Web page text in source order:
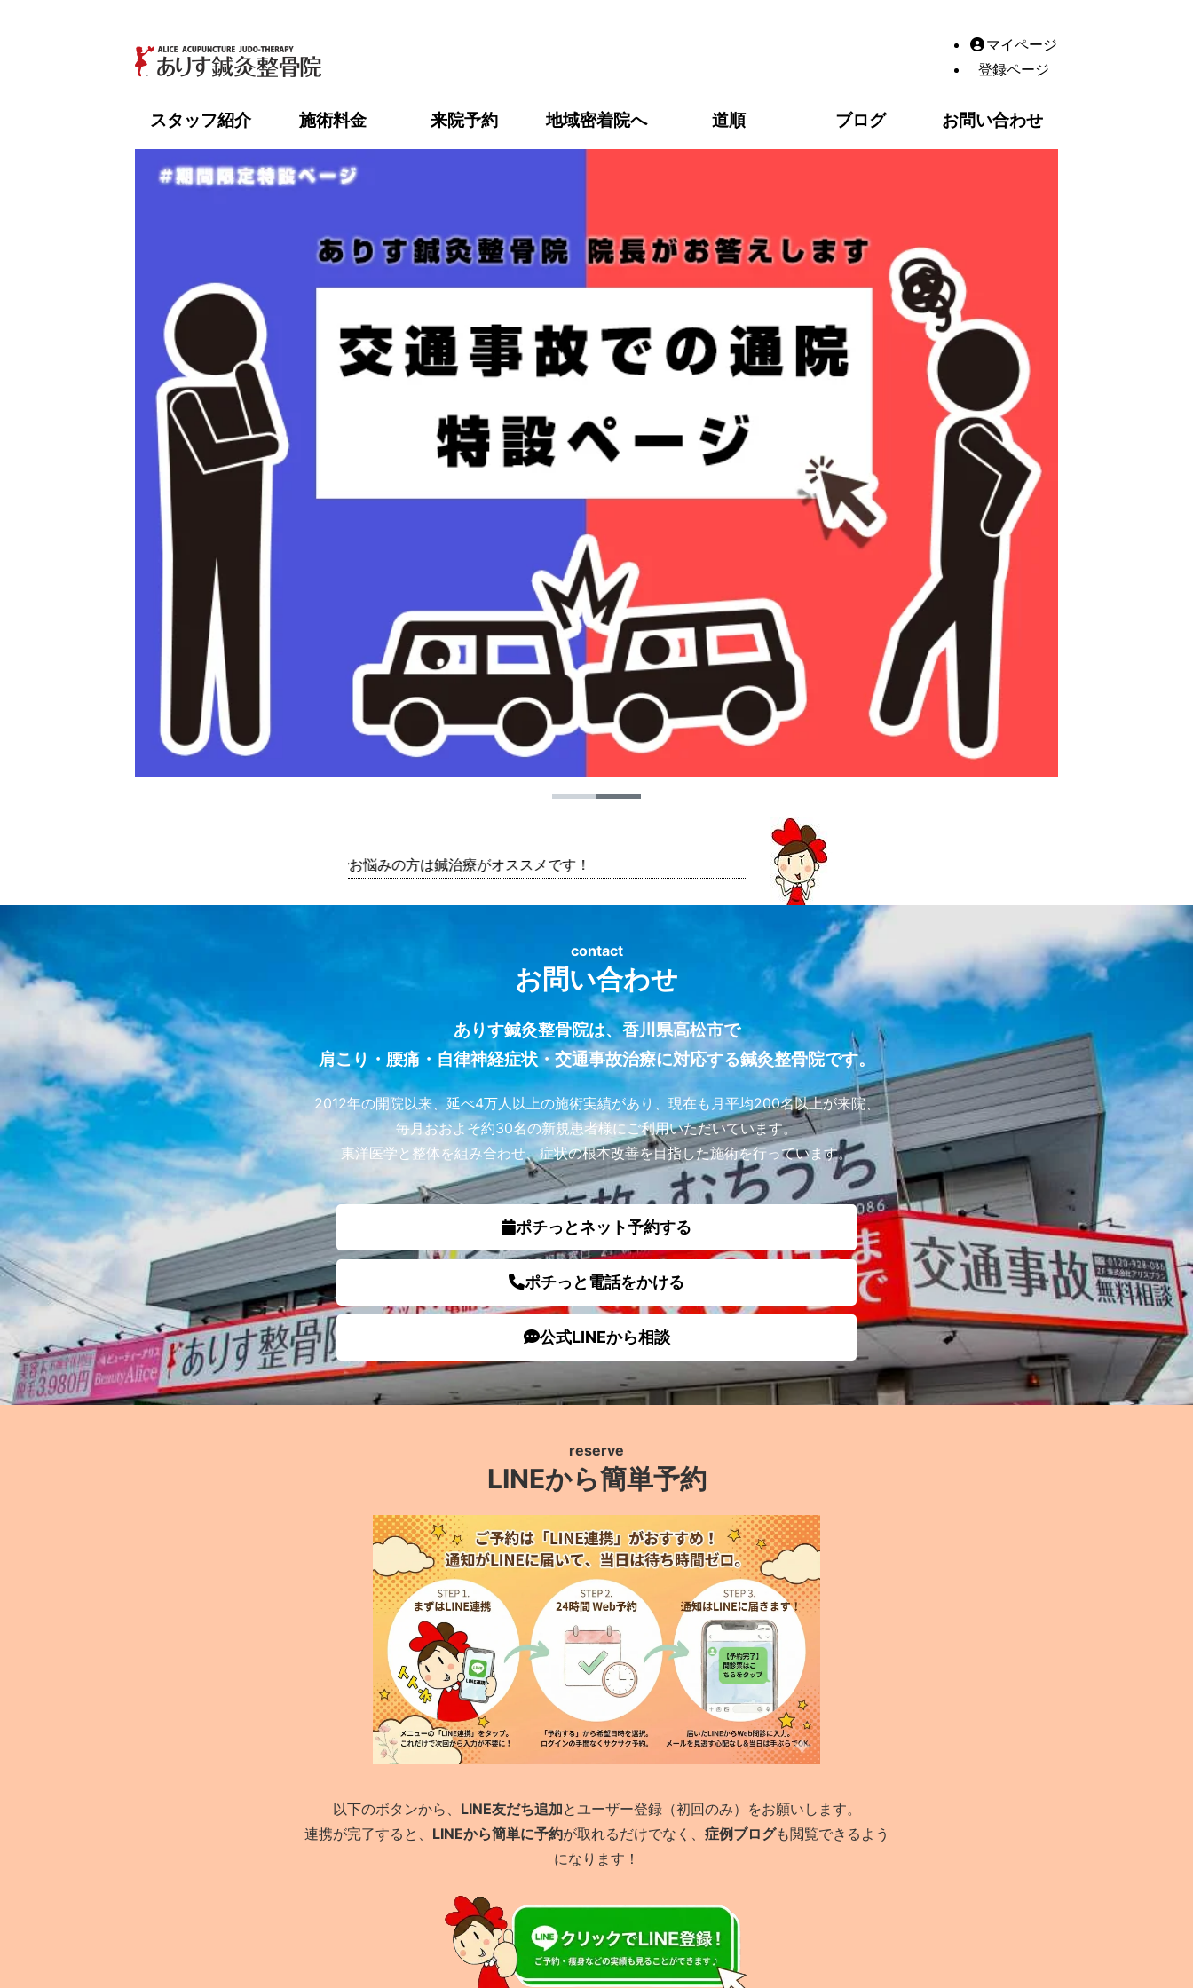
マイページ
登録ページ
【高松市】ありす鍼灸整骨院｜整体・鍼灸・産後の骨盤矯正・交
スタッフ紹介 施術料金 来院予約 地域密着院へ 道順 ブログ お問い合わせ
腰痛や肩こりでお悩みの方は鍼治療がオススメです！
お問い合わせ
contact
ありす鍼灸整骨院は、香川県高松市で
肩こり・腰痛・自律神経症状・交通事故治療に対応する鍼灸整骨院です。
2012年の開院以来、延べ4万人以上の施術実績があり、現在も月平均200名以上が来院、
毎月おおよそ約30名の新規患者様にご利用いただいています。
東洋医学と整体を組み合わせ、症状の根本改善を目指した施術を行っています。
ポチっとネット予約する
ポチっと電話をかける
公式LINEから相談
LINEから簡単予約
reserve
以下のボタンから、 LINE友だち追加とユーザー登録（初回のみ）をお願いします。
連携が完了すると、 LINEから簡単に予約が取れるだけでなく、 症例ブログも閲覧できるよう
になります！